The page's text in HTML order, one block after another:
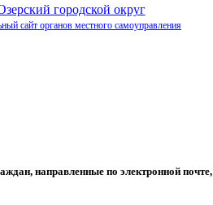
городской округ
сайт органов местного самоуправления
направленные по электронной почте,